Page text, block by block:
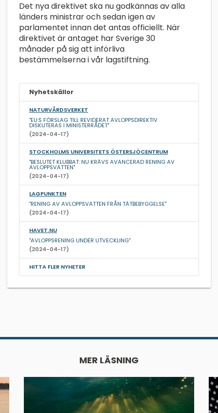
Det nya direktivet ska nu godkännas av alla
länders ministrar och sedan igen av
parlamentet innan det antas officiellt. När
direktivet är antaget har Sverige 30
månader på sig att införliva
bestämmelserna i vår lagstiftning.
Nyhetskällor
NATURVÅRDSVERKET
"EU:S FÖRSLAG TILL REVIDERAT AVLOPPSDIREKTIV
DISKUTERAS I MINISTERRÅDET"
(2024-04-17)
STOCKHOLMS UNIVERSITETS ÖSTERSJÖCENTRUM
"BESLUTET KLUBBAT: NU KRÄVS AVANCERAD RENING AV
AVLOPPSVATTEN"
(2024-04-17)
LAGPUNKTEN
"RENING AV AVLOPPSVATTEN FRÅN TÄTBEBYGGELSE"
(2024-04-17)
HAVET.NU
"AVLOPPSRENING UNDER UTVECKLING"
(2024-04-17)
HITTA FLER NYHETER
MER LÄSNING